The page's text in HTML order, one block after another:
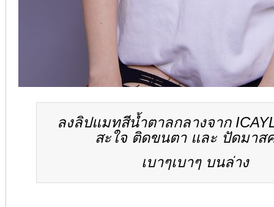
ลงลิปแมทสีน้ำตาลกลางจาก
สะใจ ติดขนตา และ ปัดมาส
เบาๆเบาๆ บนล่าง